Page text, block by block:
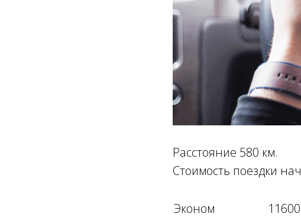
Расстояние 580 км.
Стоимость поездки
Эконом